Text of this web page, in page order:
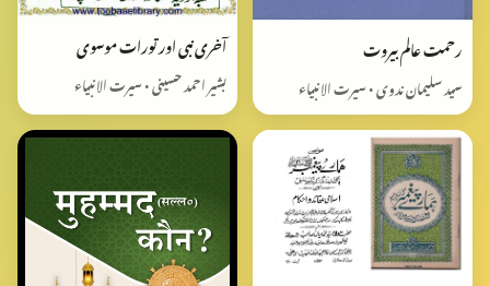
رحمت عالم بیروت
سید سلیمان ندوی • سیرت الانبیاء
آخری نبی اور تورات موسوی
بشیر احمد حسینی • سیرت الانبیاء